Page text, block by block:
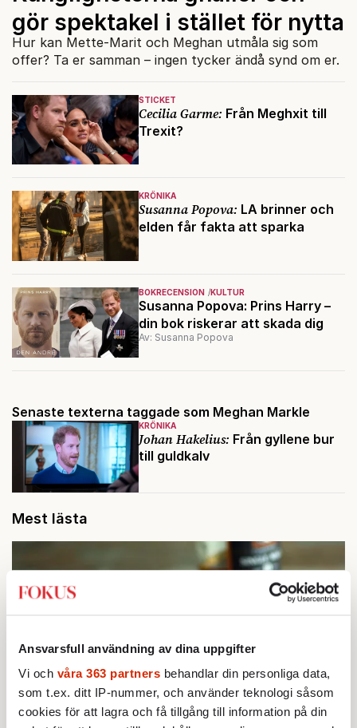
Ansvarsfull användning av dina uppgifter
Vi och våra 363 partners behandlar din personliga data,
som t.ex. ditt IP-nummer, och använder teknologi såsom
cookies för att lagra och få tillgång till information på din
STICKET
Cecilia Garme: Från Meghxit till
Trexit?
KRÖNIKA
Susanna Popova: LA brinner och
elden får fakta att sparka
BOKRECENSION KULTUR
Susanna Popova: Prins Harry –
din bok riskerar att skada dig
Av: Susanna Popova
gör spektakel i stället för nytta
Hur kan Mette-Marit och Meghan utmåla sig som
offer? Ta er samman – ingen tycker ändå synd om er.
Senaste texterna taggade som Meghan Markle
KRÖNIKA
Johan Hakelius: Från gyllene bur
till guldkalv
Mest lästa